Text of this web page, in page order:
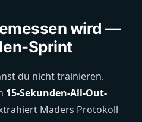
wird —
Sprint
du nicht trainieren.
15-Sekunden-All-Out-
Maders Protokoll